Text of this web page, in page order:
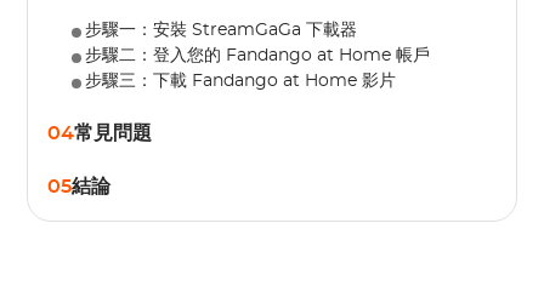
步驟一：安裝 StreamGaGa 下載器
步驟二：登入您的 Fandango at Home 帳戶
步驟三：下載 Fandango at Home 影片
04常見問題
05結論